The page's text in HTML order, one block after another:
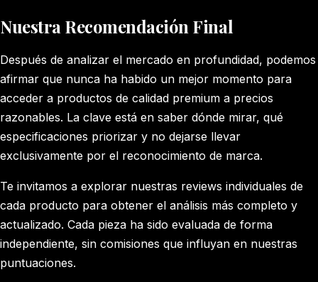
Nuestra Recomendación Final
Después de analizar el mercado en profundidad, podemos
afirmar que nunca ha habido un mejor momento para
acceder a productos de calidad premium a precios
razonables. La clave está en saber dónde mirar, qué
especificaciones priorizar y no dejarse llevar
exclusivamente por el reconocimiento de marca.
Te invitamos a explorar nuestras reviews individuales de
cada producto para obtener el análisis más completo y
actualizado. Cada pieza ha sido evaluada de forma
independiente, sin comisiones que influyan en nuestras
puntuaciones.